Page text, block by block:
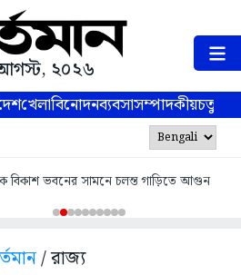
২০২৬
খেলাবিনোদনব্যবসাসম্পাদকীয়
বিকাশ ভবনের সামনে চলন্ত গাড়িতে আগুন
/ রাজ্য